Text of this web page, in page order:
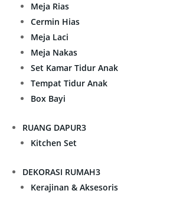
Meja Rias
Cermin Hias
Meja Laci
Meja Nakas
Set Kamar Tidur Anak
Tempat Tidur Anak
Box Bayi
RUANG DAPUR3
Kitchen Set
DEKORASI RUMAH3
Kerajinan & Aksesoris